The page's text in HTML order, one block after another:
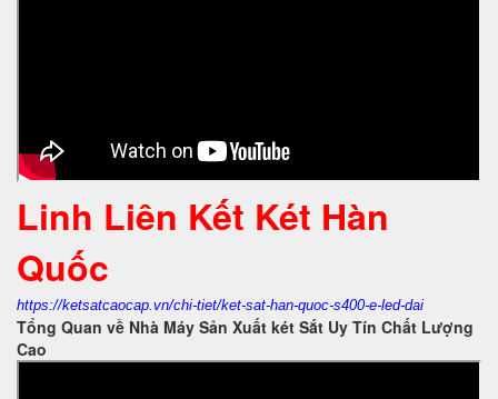
Linh Liên Kết Két Hàn
Quốc
https://ketsatcaocap.vn/chi-tiet/ket-sat-han-quoc-s400-e-led-dai
Tổng Quan về Nhà Máy Sản Xuất két Sắt Uy Tín Chất Lượng
Cao